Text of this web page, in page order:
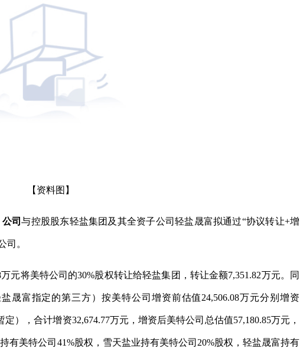
【资料图】
公司与控股股东轻盐集团及其全资子公司轻盐晟富拟通过“协议转让+增
司。
元将美特公司的30%股权转让给轻盐集团，转让金额7,351.82万元。同
晟富指定的第三方）按美特公司增资前估值24,506.08万元分别增资
定），合计增资32,674.77万元，增资后美特公司总估值57,180.85万元，
有美特公司41%股权，雪天盐业持有美特公司20%股权，轻盐晟富持有